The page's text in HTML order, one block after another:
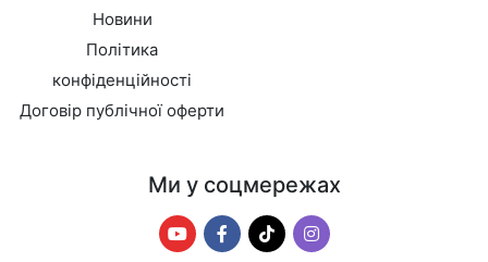
Новини
Політика
конфіденційності
Договір публічної оферти
Ми у соцмережах